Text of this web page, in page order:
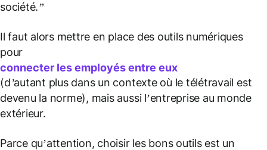
société.”
Il faut alors mettre en place des outils numériques
pour
connecter les employés entre eux
(d’autant plus dans un contexte où le télétravail est
devenu la norme), mais aussi l’entreprise au monde
extérieur.
Parce qu’attention, choisir les bons outils est un